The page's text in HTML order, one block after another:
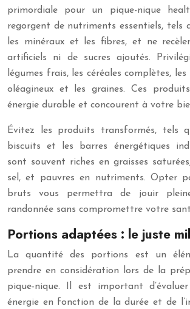
primordiale pour un pique-nique
regorgent de nutriments essentiels, tels
les minéraux et les fibres, et ne
artificiels ni de sucres ajoutés.
légumes frais, les céréales complètes, les
oléagineux et les graines. Ces
énergie durable et concourent à votre
Évitez les produits transformés, tels
biscuits et les barres énergétiques
sont souvent riches en graisses
sel, et pauvres en nutriments. Opter
bruts vous permettra de jouir
randonnée sans compromettre votre
Portions adaptées : le juste
La quantité des portions est un
prendre en considération lors de la
pique-nique. Il est important
énergie en fonction de la durée et de